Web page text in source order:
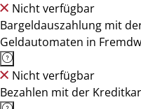
Nicht verfügbar
Bargeldauszahlung mit
Geldautomaten in
Nicht verfügbar
Bezahlen mit der